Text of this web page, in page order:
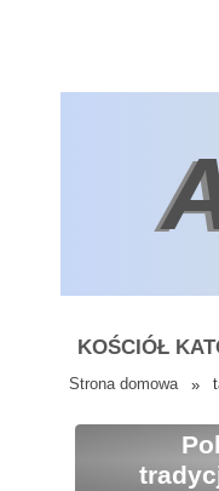
KOŚCIÓŁ
Strona domowa »